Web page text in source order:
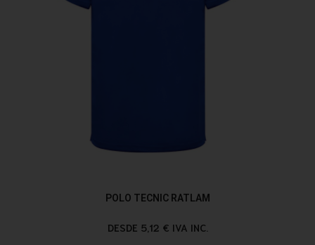
POLO TECNIC RATLAM
DESDE 5,12 € IVA INC.